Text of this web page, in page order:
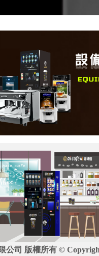
公司 版權所有 ©